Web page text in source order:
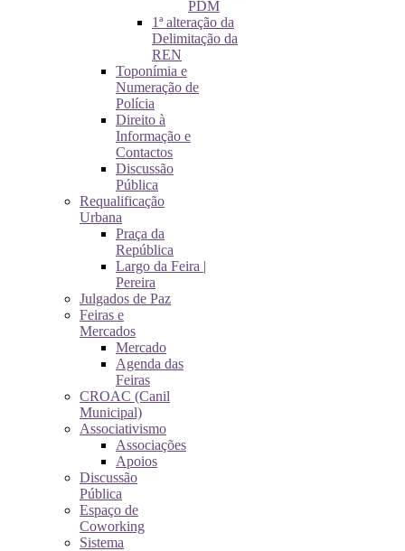
PDM
1ª alteração da
Delimitação da
REN
Toponímia e
Numeração de
Polícia
Direito à
Informação e
Contactos
Discussão
Pública
Requalificação
Urbana
Praça da
República
Largo da Feira |
Pereira
Julgados de Paz
Feiras e
Mercados
Mercado
Agenda das
Feiras
CROAC (Canil
Municipal)
Associativismo
Associações
Apoios
Discussão
Pública
Espaço de
Coworking
Sistema